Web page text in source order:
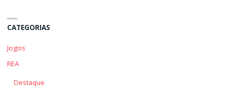
CATEGORIAS
Jogos
REA
Destaque